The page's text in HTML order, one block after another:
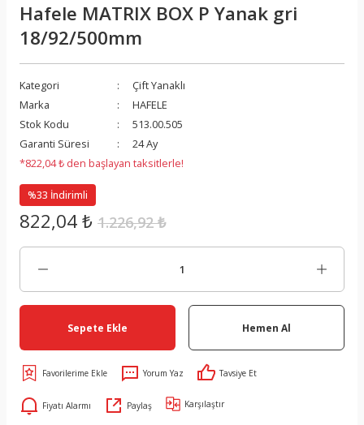
Hafele MATRIX BOX P Yanak gri
18/92/500mm
Kategori
Çift Yanaklı
Marka
HAFELE
Stok Kodu
513.00.505
Garanti Süresi
24 Ay
*822,04 ₺ den başlayan taksitlerle!
%33 İndirimli
822,04 ₺ 1.226,92 ₺
Sepete Ekle Hemen Al
Yorum Yaz Tavsiye Et
Fiyatı Alarmı Paylaş Karşılaştır